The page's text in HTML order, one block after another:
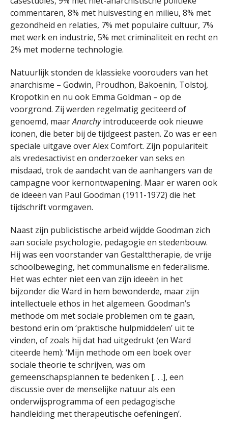
commentaren, 8% met huisvesting en milieu, 8% met
gezondheid en relaties, 7% met populaire cultuur, 7%
met werk en industrie, 5% met criminaliteit en recht en
2% met moderne technologie.
Natuurlijk stonden de klassieke voorouders van het
anarchisme – Godwin, Proudhon, Bakoenin, Tolstoj,
Kropotkin en nu ook Emma Goldman – op de
voorgrond. Zij werden regelmatig geciteerd of
genoemd, maarAnarchyintroduceerde ook nieuwe
iconen, die beter bij de tijdgeest pasten. Zo was er een
speciale uitgave over Alex Comfort. Zijn populariteit
als vredesactivist en onderzoeker van seks en
misdaad, trok de aandacht van de aanhangers van de
campagne voor kernontwapening. Maar er waren ook
de ideeën van Paul Goodman (1911-1972) die het
tijdschrift vormgaven.
Naast zijn publicistische arbeid wijdde Goodman zich
aan sociale psychologie, pedagogie en stedenbouw.
Hij was een voorstander van Gestalttherapie, de vrije
schoolbeweging, het communalisme en federalisme.
Het was echter niet een van zijn ideeën in het
bijzonder die Ward in hem bewonderde, maar zijn
intellectuele ethos in het algemeen. Goodman’s
methode om met sociale problemen om te gaan,
bestond erin om ‘praktische hulpmiddelen’ uit te
vinden, of zoals hij dat had uitgedrukt (en Ward
citeerde hem): ‘Mijn methode om een ​​boek over
sociale theorie te schrijven, was om
gemeenschapsplannen te bedenken [. . .], een
discussie over de menselijke natuur als een
onderwijsprogramma of een pedagogische
handleiding met therapeutische oefeningen’.